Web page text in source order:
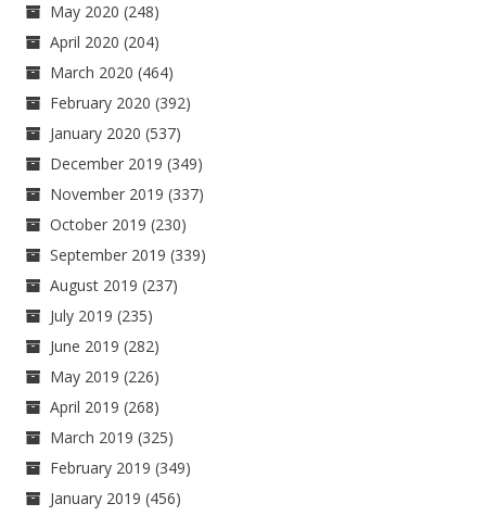
May 2020 (248)
April 2020 (204)
March 2020 (464)
February 2020 (392)
January 2020 (537)
December 2019 (349)
November 2019 (337)
October 2019 (230)
September 2019 (339)
August 2019 (237)
July 2019 (235)
June 2019 (282)
May 2019 (226)
April 2019 (268)
March 2019 (325)
February 2019 (349)
January 2019 (456)